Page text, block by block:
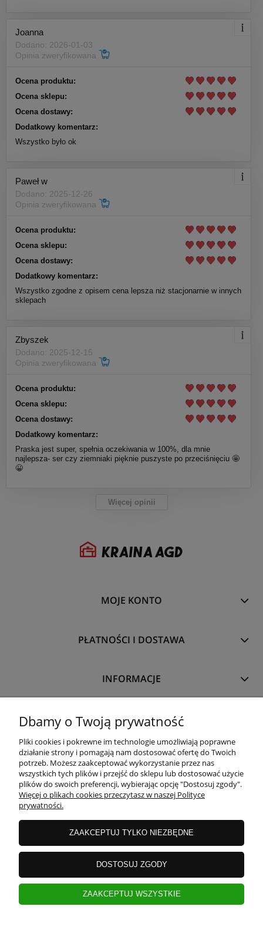
Joanna
Dodano: 2026-01-03
Opinia zweryfikowana
Ocena produktu:
Ocena sklepu:
Ocena dostawy:
Dodatkowy komentarz:
Wszystko było ok
Paweł w
Dodano: 2025-12-26
Opinia zweryfikowana
Ocena produktu:
Ocena sklepu:
Ocena dostawy:
Dodatkowy komentarz:
Wszystko zgodne z opisem cena lepsza niż stacjonarnie w innych
sklepach
Zbyszek
Dodano: 2025-12-15
Opinia zweryfikowana
Ocena produktu:
Ocena sklepu:
Ocena dostawy:
Dodatkowy komentarz:
Praska jest super, spełnia oczekiwania w 100%, dla mnie
najlepsza- ser czy ziemniaki pięknie puszyste po przeciśnięciu 🤩
😀
Więcej opinii
MOJE KONTO
PŁATNOŚCI I DOSTAWA
INFORMACJE
O NAS
Dbamy o Twoją prywatność
Pliki cookies i pokrewne im technologie umożliwiają poprawne
działanie strony i pomagają nam dostosować ofertę do Twoich
potrzeb. Możesz zaakceptować wykorzystanie przez nas
wszystkich tych plików i przejść do sklepu lub dostosować użycie
plików do swoich preferencji, wybierając opcję "Dostosuj zgody".
Więcej o plikach cookies przeczytasz w naszej Polityce
prywatności.
ZAAKCEPTUJ TYLKO NIEZBĘDNE
DOSTOSUJ ZGODY
ZAAKCEPTUJ WSZYSTKIE